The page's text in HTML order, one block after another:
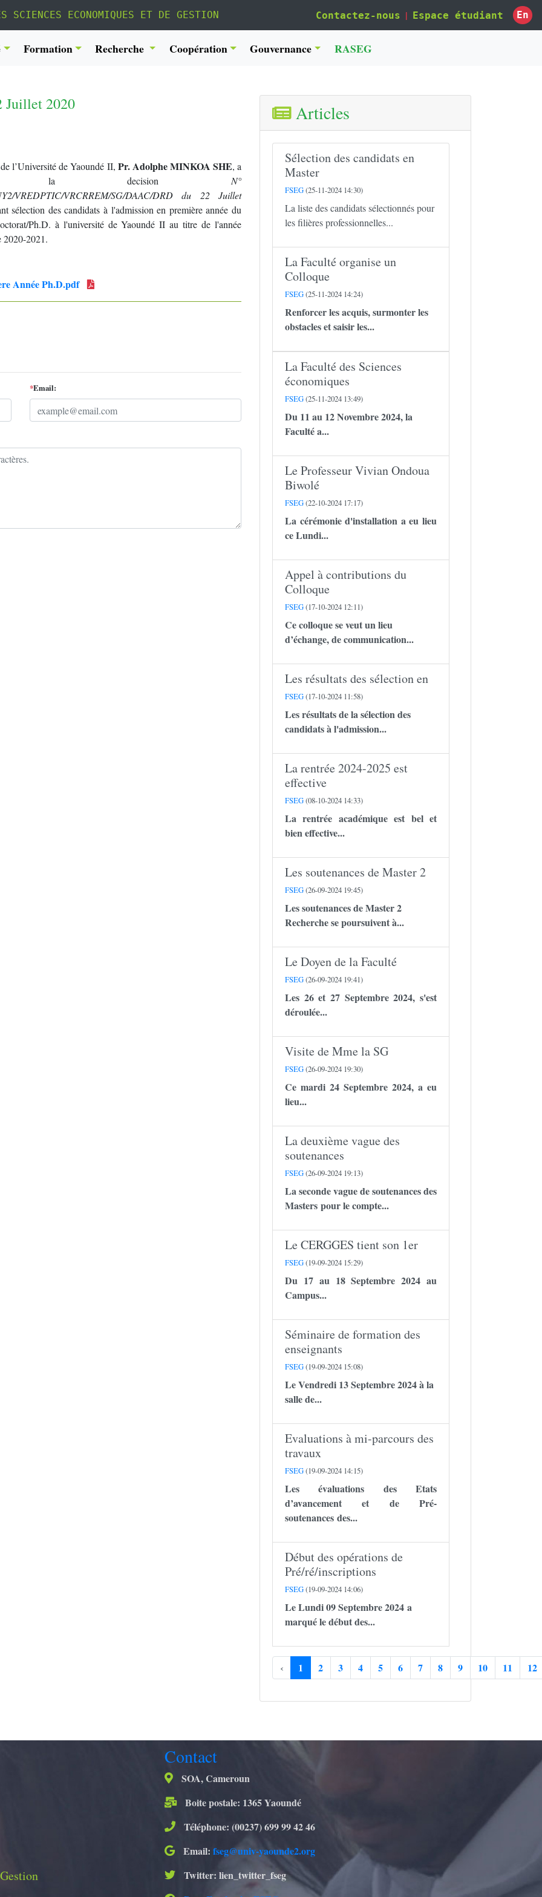
SCIENCES ECONOMIQUES ET DE GESTION Contactez-nous | Espace étudiant En
Formation Recherche Coopération Gouvernance RASEG
Juillet 2020
l’Université de Yaoundé II, Pr. Adolphe MINKOA SHE, a
la decision N°
VREDPTIC/VRCRREM/SG/DAAC/DRD du 22 Juillet
sélection des candidats à l'admission en première année du
Ph.D. à l'université de Yaoundé II au titre de l'année
2020-2021.
Année Ph.D.pdf
*Email:
Articles
Sélection des candidats en
Master
FSEG(25-11-2024 14:30)
La liste des candidats sélectionnés pour
les filières professionnelles...
La Faculté organise un
Colloque
FSEG(25-11-2024 14:24)
Renforcer les acquis, surmonter les
obstacles et saisir les...
La Faculté des Sciences
économiques
FSEG(25-11-2024 13:49)
Du 11 au 12 Novembre 2024, la
Faculté a...
Le Professeur Vivian Ondoua
Biwolé
FSEG(22-10-2024 17:17)
La cérémonie d'installation a eu lieu
ce Lundi...
Appel à contributions du
Colloque
FSEG(17-10-2024 12:11)
Ce colloque se veut un lieu
d’échange, de communication...
Les résultats des sélection en
FSEG(17-10-2024 11:58)
Les résultats de la sélection des
candidats à l'admission...
La rentrée 2024-2025 est
effective
FSEG(08-10-2024 14:33)
La rentrée académique est bel et
bien effective...
Les soutenances de Master 2
FSEG(26-09-2024 19:45)
Les soutenances de Master 2
Recherche se poursuivent à...
Le Doyen de la Faculté
FSEG(26-09-2024 19:41)
Les 26 et 27 Septembre 2024, s'est
déroulée...
Visite de Mme la SG
FSEG(26-09-2024 19:30)
Ce mardi 24 Septembre 2024, a eu
lieu...
La deuxième vague des
soutenances
FSEG(26-09-2024 19:13)
La seconde vague de soutenances des
Masters pour le compte...
Le CERGGES tient son 1er
FSEG(19-09-2024 15:29)
Du 17 au 18 Septembre 2024 au
Campus...
Séminaire de formation des
enseignants
FSEG(19-09-2024 15:08)
Le Vendredi 13 Septembre 2024 à la
salle de...
Evaluations à mi-parcours des
travaux
FSEG(19-09-2024 14:15)
Les évaluations des Etats
d’avancement et de Pré-
soutenances des...
Début des opérations de
Pré/ré/inscriptions
FSEG(19-09-2024 14:06)
Le Lundi 09 Septembre 2024 a
marqué le début des...
‹ 1 2 3 4 5 6 7 8 9 10 11 12
Contact
SOA, Cameroun
Boite postale: 1365 Yaoundé
Téléphone: (00237) 699 99 42 46
Email: fseg@univ-yaounde2.org
Twitter: lien_twitter_fseg